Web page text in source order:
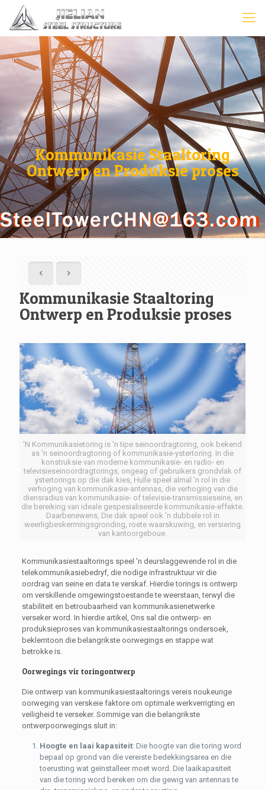
Kommunikasie Staaltoring
Ontwerp en Produksie proses
Kommunikasie Staaltoring
Ontwerp en Produksie proses
'N Kommunikasietoring is 'n tipe seinoordragtoring, ook bekend
as 'n seinoordragtoring of kommunikasie-ystertoring. In die
konstruksie van moderne kommunikasie- en radio- en
televisieseinoordragtorings, ongeag of gebruikers grondvlak of
ystertorings op die dak kies, Hulle speel almal 'n rol in die
verhoging van kommunikasie-antennas, die verhoging van die
diensradius van kommunikasie- of televisie-transmissieseine, en
die bereiking van ideale gespesialiseerde kommunikasie-effekte.
Daarbenewens, Die dak speel ook 'n dubbele rol in
weerligbeskermingsgronding, roete waarskuwing, en versiering
van kantoorgeboue.
Kommunikasiestaaltorings speel 'n deurslaggewende rol in die
telekommunikasiebedryf, die nodige infrastruktuur vir die
oordrag van seine en data te verskaf. Hierdie torings is ontwerp
om verskillende omgewingstoestande te weerstaan, terwyl die
stabiliteit en betroubaarheid van kommunikasienetwerke
verseker word. In hierdie artikel, Ons sal die ontwerp- en
produksieproses van kommunikasiestaaltorings ondersoek,
beklemtoon die belangrikste oorwegings en stappe wat
betrokke is.
Oorwegings vir toringontwerp
Die ontwerp van kommunikasiestaaltorings vereis noukeurige
oorweging van verskeie faktore om optimale werkverrigting en
veiligheid te verseker. Sommige van die belangrikste
ontwerpoorwegings sluit in:
Hoogte en laai kapasiteit: Die hoogte van die toring word
bepaal op grond van die vereiste bedekkingsarea en die
toerusting wat geïnstalleer moet word. Die laaikapasiteit
van die toring word bereken om die gewig van antennas te